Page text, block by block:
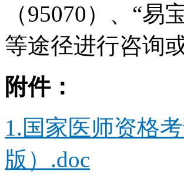
（95070）、“易
等途径进行咨询
附件：
1.国家医师资格
版）.doc